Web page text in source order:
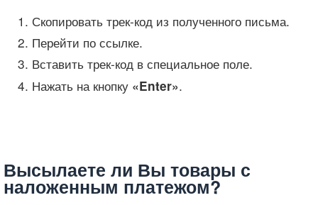
Скопировать трек-код из полученного письма.
Перейти по ссылке.
Вставить трек-код в специальное поле.
Нажать на кнопку «Enter».
Высылаете ли Вы товары с
наложенным платежом?